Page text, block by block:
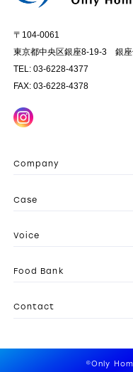
〒104-0061
東京都中央区銀座8-19-3 銀座
TEL: 03-6228-4377
FAX: 03-6228-4378
Company
Case
Voice
Food Bank
Contact
©Only